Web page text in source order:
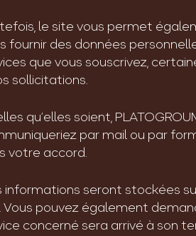
le site vous permet
fournir des données
que vous souscrivez,
sollicitations.
qu’elles soient,
par mail ou par
votre accord.
informations seront stockées
Vous pouvez également
concerné sera arrivé à son